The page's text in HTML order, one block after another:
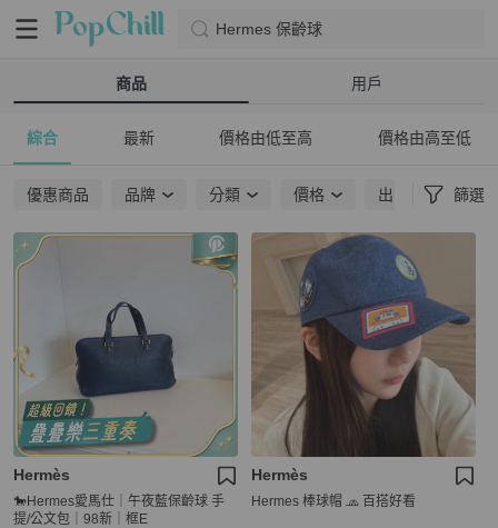
Hermes 保齡球
商品 用戶
綜合 最新 價格由低至高 價格由高至低
優惠商品 品牌 分類 價格 出貨地點 篩選
Hermès
🐎Hermes愛馬仕｜午夜藍保齡球 手
提/公文包｜98新｜框E
Hermès
Hermes 棒球帽 🧢 百搭好看